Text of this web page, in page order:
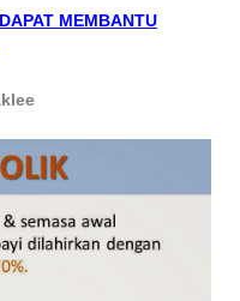
MEMBANTU